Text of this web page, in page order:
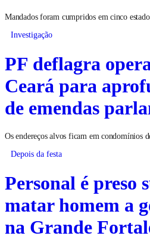
Mandados foram cumpridos em cinco
Investigação
PF deflagra
Ceará para
de emendas
Os endereços alvos ficam em condomínios
Depois da festa
Personal é preso
matar homem a
na Grande